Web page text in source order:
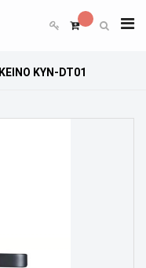
KEINO KYN-DT01